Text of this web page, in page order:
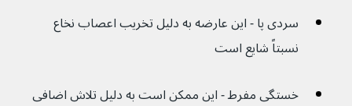
سردی پا - این عارضه به دلیل تخریب اعصاب نخاع
نسبتاً شایع است
خستگی مفرط - این ممکن است به دلیل تلاش اضافی